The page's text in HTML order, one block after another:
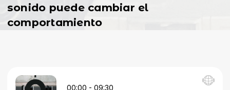
sonido puede cambiar el
comportamiento